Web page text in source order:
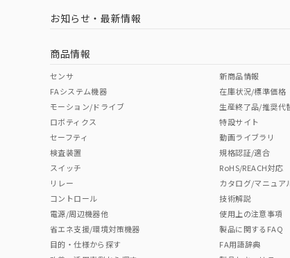
中国 RoHS 注意事項・凡例
中国 RoHS表
Pb Hg
"対応済み"や非含有の記載がされた商品であっても、
非含有品が必要な際は、弊社営業部門もしくは販売店
お知らせ・最新情報
商品情報
センサ
FAシステム機器
モーション/ドライブ
ロボティクス
セーフティ
検査装置
スイッチ
リレー
コントロール
電源/周辺機器他
省エネ支援/環境対策機器
目的・仕様から探す
新商品情報
在庫状況/標準価格
生産終了品/推奨代
特設サイト
動画ライブラリ
規格認証/適合
RoHS/REACH対応
カタログ/マニュア
技術解説
使用上の注意事項
製品に関するFAQ
FA用語辞典